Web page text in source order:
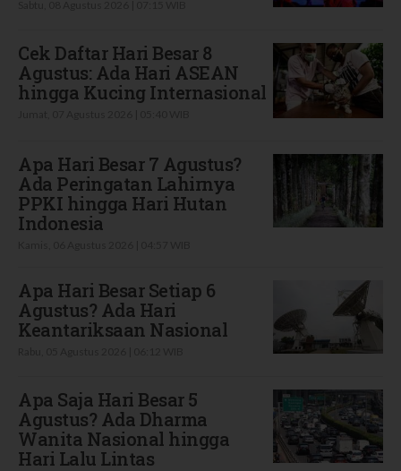
Cek Daftar Hari Besar 8
Agustus: Ada Hari ASEAN
hingga Kucing Internasional
Apa Hari Besar 7 Agustus?
Ada Peringatan Lahirnya
PPKI hingga Hari Hutan
Indonesia
Apa Hari Besar Setiap 6
Agustus? Ada Hari
Keantariksaan Nasional
Apa Saja Hari Besar 5
Agustus? Ada Dharma
Wanita Nasional hingga
Hari Lalu Lintas